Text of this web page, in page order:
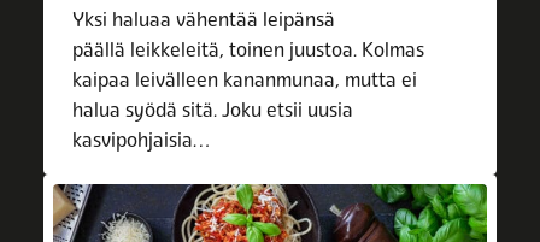
Yksi haluaa vähentää leipänsä
päällä leikkeleitä, toinen juustoa. Kolmas
kaipaa leivälleen kananmunaa, mutta ei
halua syödä sitä. Joku etsii uusia
kasvipohjaisia…